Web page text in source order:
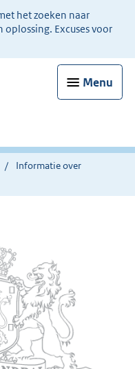
het zoeken naar
oplossing. Excuses voor
Menu
Informatie over